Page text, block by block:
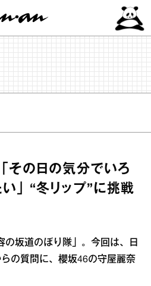
その日の気分でいろ
」 “冬リップ”に挑戦
の坂道のぼり隊」。今回は、日
の質問に、櫻坂46の守屋麗奈